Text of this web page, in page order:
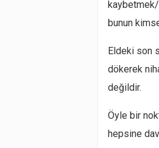
bunun
Eldeki son
dökerek
değildir.
Öyle bir
hepsine